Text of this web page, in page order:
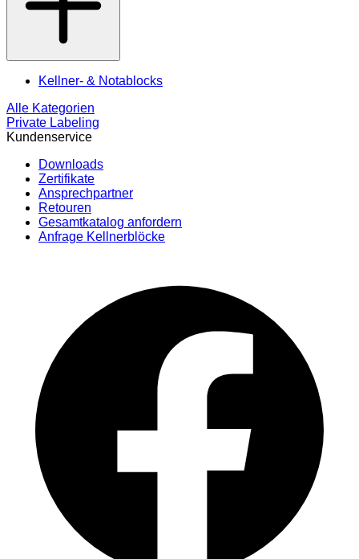
Kellner- & Notablocks
Alle Kategorien
Private Labeling
Kundenservice
Downloads
Zertifikate
Ansprechpartner
Retouren
Gesamtkatalog anfordern
Anfrage Kellnerblöcke